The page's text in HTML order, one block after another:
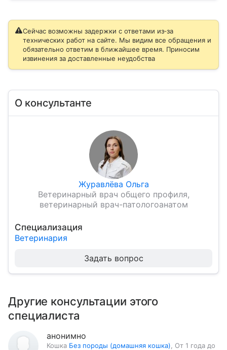
Сейчас возможны задержки с ответами из‑за
технических работ на сайте. Мы видим все обращения и
обязательно ответим в ближайшее время. Приносим
извинения за доставленные неудобства
О консультанте
Журавлёва Ольга
Ветеринарный врач общего профиля,
ветеринарный врач-патологоанатом
Специализация
Ветеринария
Задать вопрос
Другие консультации этого
специалиста
анонимно
Кошка Без породы (домашняя кошка)
От 1 года до